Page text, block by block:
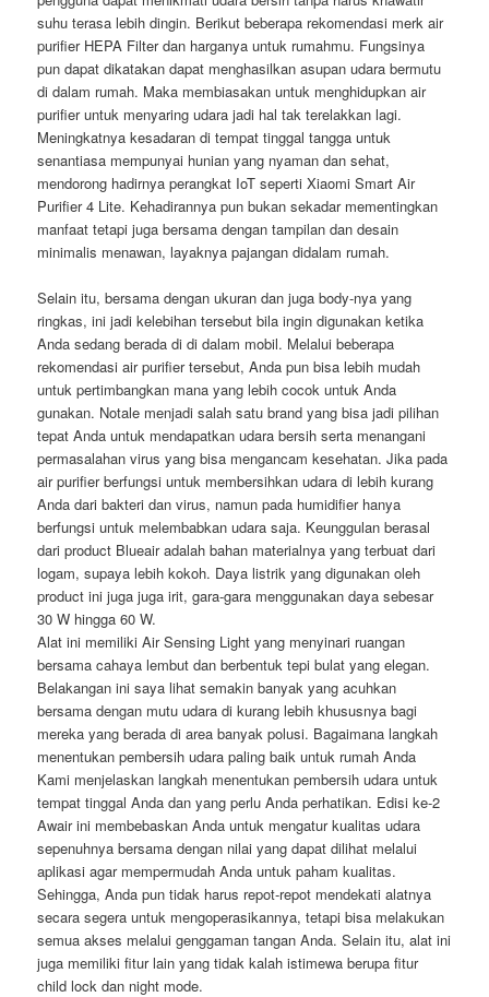
suhu terasa lebih dingin. Berikut beberapa rekomendasi merk air
purifier HEPA Filter dan harganya untuk rumahmu. Fungsinya
pun dapat dikatakan dapat menghasilkan asupan udara bermutu
di dalam rumah. Maka membiasakan untuk menghidupkan air
purifier untuk menyaring udara jadi hal tak terelakkan lagi.
Meningkatnya kesadaran di tempat tinggal tangga untuk
senantiasa mempunyai hunian yang nyaman dan sehat,
mendorong hadirnya perangkat IoT seperti Xiaomi Smart Air
Purifier 4 Lite. Kehadirannya pun bukan sekadar mementingkan
manfaat tetapi juga bersama dengan tampilan dan desain
minimalis menawan, layaknya pajangan didalam rumah.
Selain itu, bersama dengan ukuran dan juga body-nya yang
ringkas, ini jadi kelebihan tersebut bila ingin digunakan ketika
Anda sedang berada di di dalam mobil. Melalui beberapa
rekomendasi air purifier tersebut, Anda pun bisa lebih mudah
untuk pertimbangkan mana yang lebih cocok untuk Anda
gunakan. Notale menjadi salah satu brand yang bisa jadi pilihan
tepat Anda untuk mendapatkan udara bersih serta menangani
permasalahan virus yang bisa mengancam kesehatan. Jika pada
air purifier berfungsi untuk membersihkan udara di lebih kurang
Anda dari bakteri dan virus, namun pada humidifier hanya
berfungsi untuk melembabkan udara saja. Keunggulan berasal
dari product Blueair adalah bahan materialnya yang terbuat dari
logam, supaya lebih kokoh. Daya listrik yang digunakan oleh
product ini juga juga irit, gara-gara menggunakan daya sebesar
30 W hingga 60 W.
Alat ini memiliki Air Sensing Light yang menyinari ruangan
bersama cahaya lembut dan berbentuk tepi bulat yang elegan.
Belakangan ini saya lihat semakin banyak yang acuhkan
bersama dengan mutu udara di kurang lebih khususnya bagi
mereka yang berada di area banyak polusi. Bagaimana langkah
menentukan pembersih udara paling baik untuk rumah Anda
Kami menjelaskan langkah menentukan pembersih udara untuk
tempat tinggal Anda dan yang perlu Anda perhatikan. Edisi ke-2
Awair ini membebaskan Anda untuk mengatur kualitas udara
sepenuhnya bersama dengan nilai yang dapat dilihat melalui
aplikasi agar mempermudah Anda untuk paham kualitas.
Sehingga, Anda pun tidak harus repot-repot mendekati alatnya
secara segera untuk mengoperasikannya, tetapi bisa melakukan
semua akses melalui genggaman tangan Anda. Selain itu, alat ini
juga memiliki fitur lain yang tidak kalah istimewa berupa fitur
child lock dan night mode.